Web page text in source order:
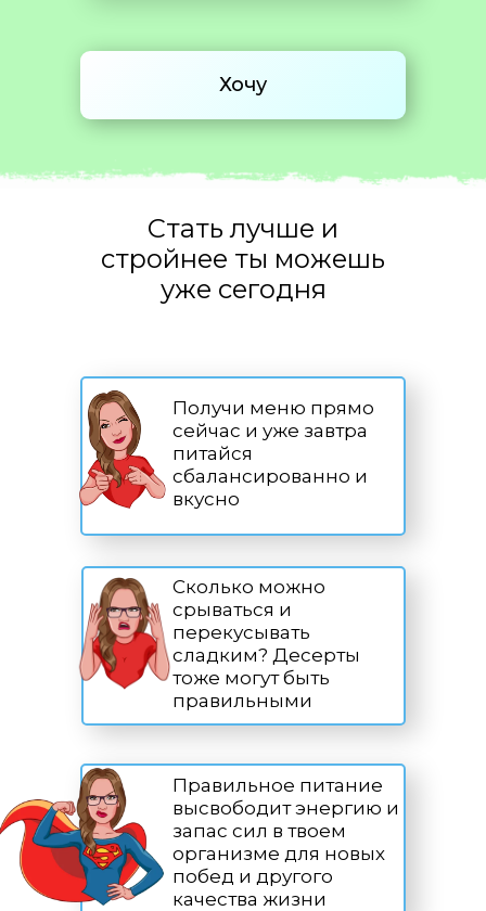
Хочу
Получи меню прямо
сейчас и уже завтра
питайся
сбалансированно и
вкусно
Сколько можно
срываться и
перекусывать
сладким? Десерты
тоже могут быть
правильными
Правильное питание
высвободит энергию и
запас сил в твоем
организме для новых
побед и другого
качества жизни
Стать лучше и
стройнее ты можешь
уже сегодня